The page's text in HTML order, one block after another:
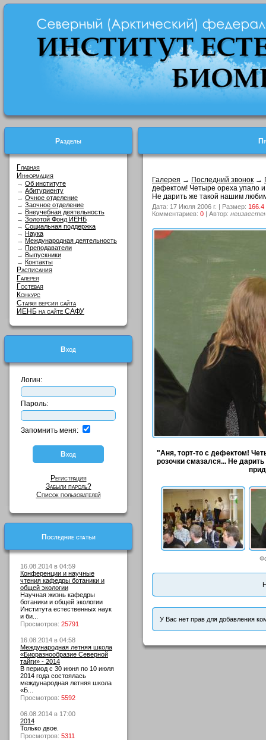
Разделы
Главная
Информация
→ Об институте
→ Абитуриенту
→ Очное отделение
→ Заочное отделение
→ Внеучебная деятельность
→ Золотой Фонд ИЕНБ
→ Социальная поддержка
→ Наука
→ Международная деятельность
→ Преподаватели
→ Выпускники
→ Контакты
Расписания
Галерея
Гостевая
Конкурс
Старая версия сайта
ИЕНБ на сайте САФУ
Вход
Логин:
Пароль:
Запомнить меня:
Регистрация
Забыли пароль?
Список пользователей
Последние статьи
16.08.2014 в 04:59
Конференции и научные
чтения кафедры ботаники и
общей экологии
Научная жизнь кафедры
ботаники и общей экологии
Института естественных наук
и би...
Просмотров: 25791
16.08.2014 в 04:58
Международная летняя школа
«Биоразнообразие Северной
тайги» - 2014
В период с 30 июня по 10 июля
2014 года состоялась
международная летняя школа
«Б...
Просмотров: 5592
06.08.2014 в 17:00
2014
Только двое.
Просмотров: 5311
Галерея → Последний звонок →
дефектом! Четыре ореха упало
Не дарить же такой нашим
Дата: 17 Июля 2006 г. | Размер: 166.4
Комментариев: 0 | Автор:
"Аня, торт-то с дефектом!
розочки смазался... Не
У Вас нет прав для добавления